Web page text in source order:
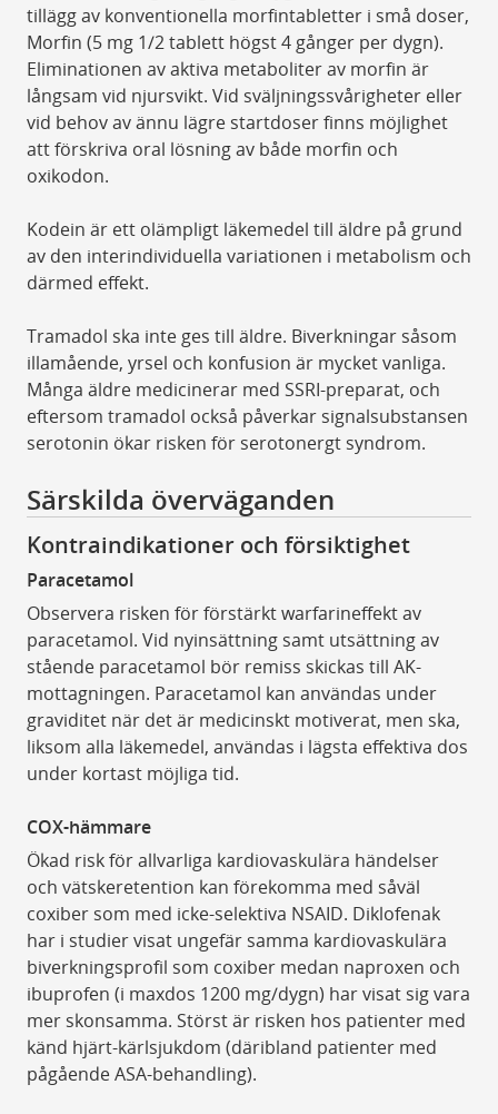
tillägg av konventionella morfintabletter i små doser,
Morfin (5 mg 1/2 tablett högst 4 gånger per dygn).
Eliminationen av aktiva metaboliter av morfin är
långsam vid njursvikt. Vid sväljningssvårigheter eller
vid behov av ännu lägre startdoser finns möjlighet
att förskriva oral lösning av både morfin och
oxikodon.
Kodein är ett olämpligt läkemedel till äldre på grund
av den interindividuella variationen i metabolism och
därmed effekt.
Tramadol ska inte ges till äldre. Biverkningar såsom
illamående, yrsel och konfusion är mycket vanliga.
Många äldre medicinerar med SSRI-preparat, och
eftersom tramadol också påverkar signalsubstansen
serotonin ökar risken för serotonergt syndrom.
Särskilda överväganden
Kontraindikationer och försiktighet
Paracetamol
Observera risken för förstärkt warfarineffekt av
paracetamol. Vid nyinsättning samt utsättning av
stående paracetamol bör remiss skickas till AK-
mottagningen. Paracetamol kan användas under
graviditet när det är medicinskt motiverat, men ska,
liksom alla läkemedel, användas i lägsta effektiva dos
under kortast möjliga tid.
COX-hämmare
Ökad risk för allvarliga kardiovaskulära händelser
och vätskeretention kan förekomma med såväl
coxiber som med icke-selektiva NSAID. Diklofenak
har i studier visat ungefär samma kardiovaskulära
biverkningsprofil som coxiber medan naproxen och
ibuprofen (i maxdos 1200 mg/dygn) har visat sig vara
mer skonsamma. Störst är risken hos patienter med
känd hjärt-kärlsjukdom (däribland patienter med
pågående ASA-behandling).